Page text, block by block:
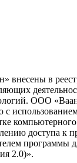
внесены в
ООО
с
доступа к
2.0)».